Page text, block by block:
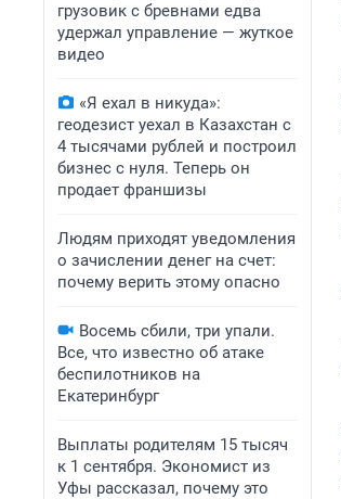
грузовик с бревнами едва
удержал управление — жуткое
видео
«Я ехал в никуда»:
геодезист уехал в Казахстан с
4 тысячами рублей и построил
бизнес с нуля. Теперь он
продает франшизы
Людям приходят уведомления
о зачислении денег на счет:
почему верить этому опасно
Восемь сбили, три упали.
Все, что известно об атаке
беспилотников на
Екатеринбург
Выплаты родителям 15 тысяч
к 1 сентября. Экономист из
Уфы рассказал, почему это